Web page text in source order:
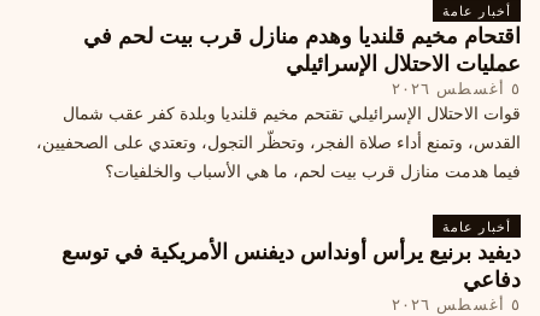
أخبار عامة
اقتحام مخيم قلنديا وهدم منازل قرب بيت لحم في
عمليات الاحتلال الإسرائيلي
٥ أغسطس ٢٠٢٦
قوات الاحتلال الإسرائيلي تقتحم مخيم قلنديا وبلدة كفر عقب شمال
القدس، وتمنع أداء صلاة الفجر، وتحظّر التجول، وتعتدي على الصحفيين،
فيما هدمت منازل قرب بيت لحم، ما هي الأسباب والخلفيات؟
أخبار عامة
ديفيد برنيع يرأس أونداس ديفنس الأمريكية في توسع
دفاعي
٥ أغسطس ٢٠٢٦